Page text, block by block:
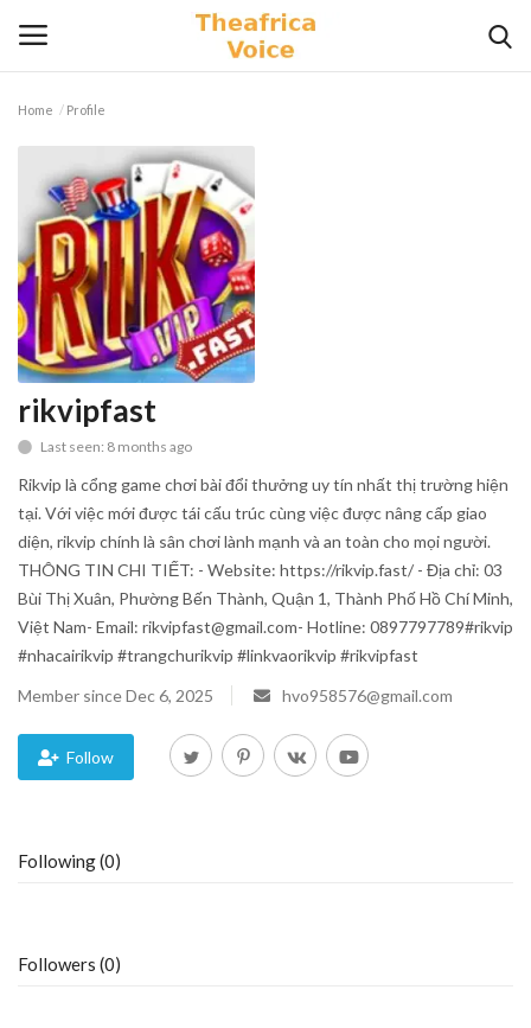
Home
Contact
Videos
Lifestyle
Gallery
Blog
Trending
Fashion
Sitemap
Business
Home Profile
rikvipfast
Last seen: 8 months ago
Rikvip là cổng game chơi bài đổi thưởng uy tín nhất thị trường hiện
tại. Với việc mới được tái cấu trúc cùng việc được nâng cấp giao
diện, rikvip chính là sân chơi lành mạnh và an toàn cho mọi người.
THÔNG TIN CHI TIẾT: - Website: https://rikvip.fast/ - Địa chỉ: 03
Bùi Thị Xuân, Phường Bến Thành, Quận 1, Thành Phố Hồ Chí Minh,
Việt Nam- Email: rikvipfast@gmail.com- Hotline: 0897797789#rikvip
#nhacairikvip #trangchurikvip #linkvaorikvip #rikvipfast
Member since Dec 6, 2025
hvo958576@gmail.com
Follow
Following (0)
Followers (0)